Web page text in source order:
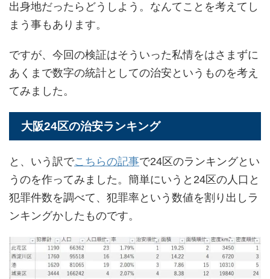
出身地だったらどうしよう。なんてことを考えてし
まう事もあります。
ですが、今回の検証はそういった私情をはさまずに
あくまで数字の統計としての治安というものを考え
てみました。
大阪24区の治安ランキング
と、いう訳でこちらの記事で24区のランキングとい
うのを作ってみました。簡単にいうと24区の人口と
犯罪件数を調べて、犯罪率という数値を割り出しラ
ンキングかしたものです。